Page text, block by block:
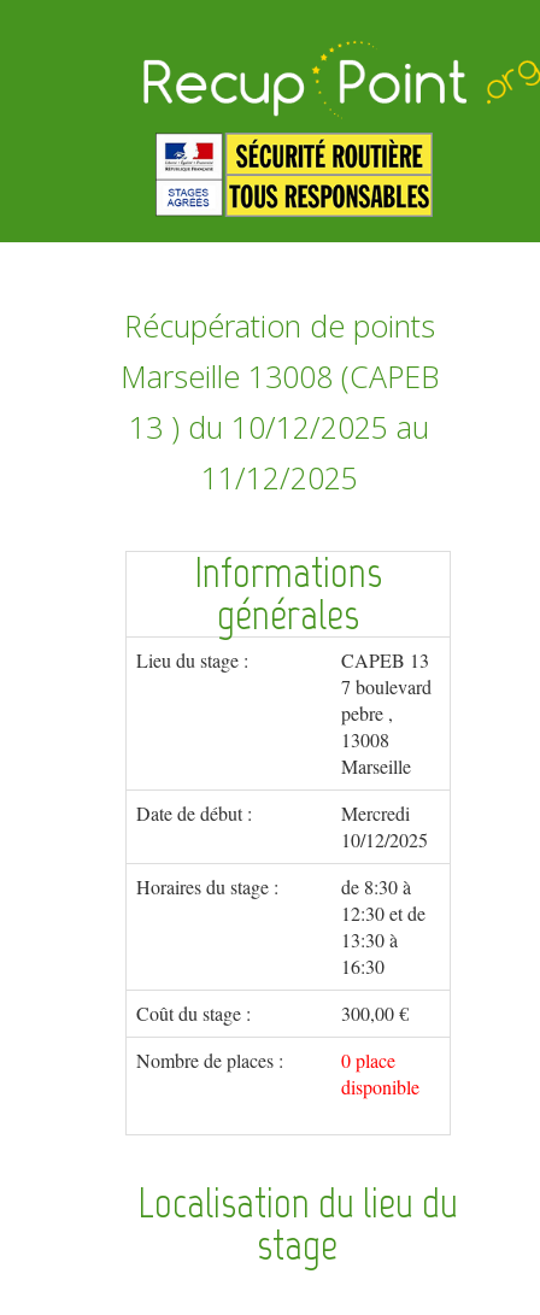
Récupération de points
Marseille 13008 (CAPEB
13 ) du 10/12/2025 au
11/12/2025
Informations
générales
Lieu du stage :
CAPEB 13
7 boulevard
pebre ,
13008
Marseille
Date de début :
Mercredi
10/12/2025
Horaires du stage :
de 8:30 à
12:30 et de
13:30 à
16:30
Coût du stage :
300,00 €
Nombre de places :
0 place
disponible
Localisation du lieu du
stage